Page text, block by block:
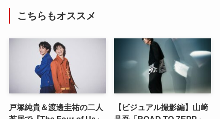
こちらもオススメ
戸塚純貴＆渡邊圭祐の二人
【ビジュアル撮影編】山﨑